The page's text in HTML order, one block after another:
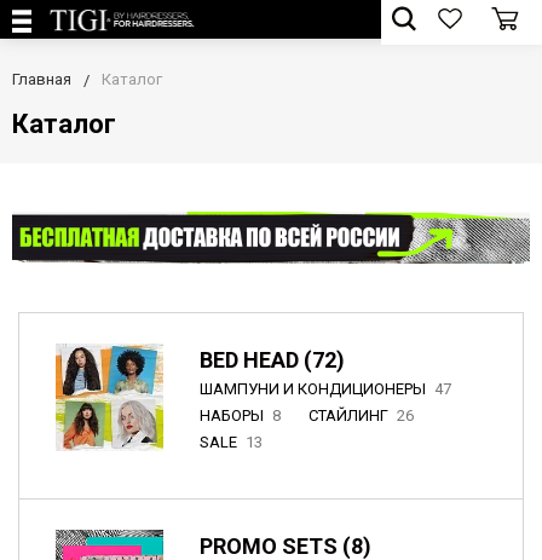
Главная Каталог
Каталог
BED HEAD (72)
ШАМПУНИ И КОНДИЦИОНЕРЫ 47
НАБОРЫ 8 СТАЙЛИНГ 26
SALE 13
PROMO SETS (8)